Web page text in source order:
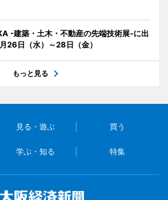
-建築・土木・不動産の先端技術展-に出
26日（水）～28日（金）
もっと見る
見る・遊ぶ 買う
学ぶ・知る 特集